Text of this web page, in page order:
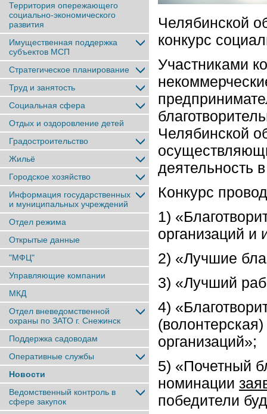
Территория опережающего
социально-экономического
развития
Имущественная поддержка
субъектов МСП
Стратегическое планирование
Труд и занятость
Социальная сфера
Отдых и оздоровление детей
Градостроительство
Жильё
Городское хозяйство
Информация государственных
и муниципальных учреждений
Отдел режима
Открытые данные
"МФЦ"
Управляющие компании
МКД
Отдел вневедомственной
охраны по ЗАТО г. Снежинск
Поддержка садоводам
Оперативные службы
Новости
Ведомственный контроль в
сфере закупок
Челябинской
конкурс
Участниками
Челябинской
деятельность
Конкурс
1)
организаций и
2) «Лучшие
3) «Лучший
4)
организаций»;
5) «Почетный
номинации
победители